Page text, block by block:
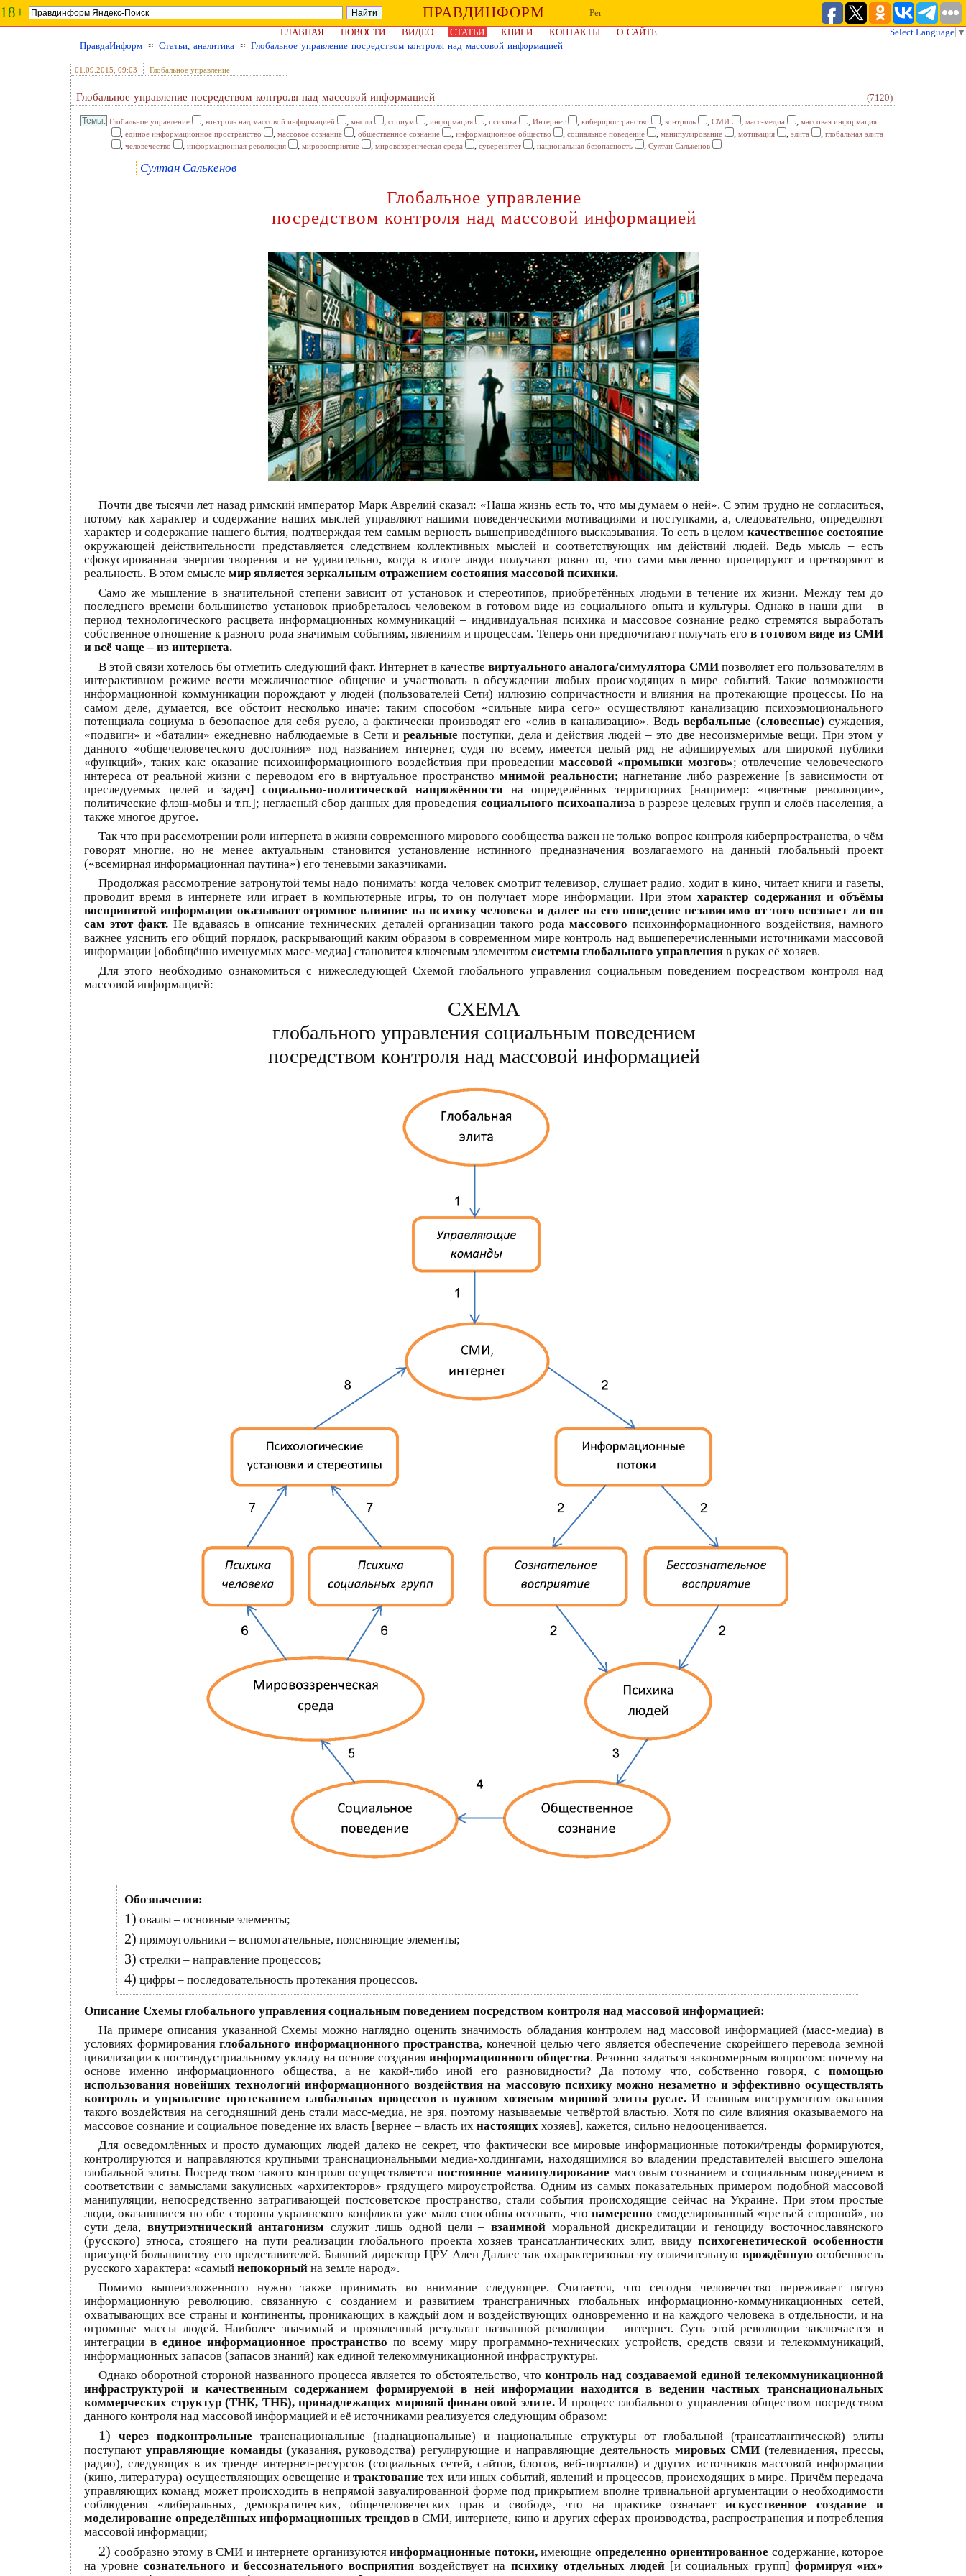
18+ ПРАВДИНФОРМ
Рег
ГЛАВНАЯ
НОВОСТИ ВИДЕО СТАТЬИ КНИГИ КОНТАКТЫ О САЙТЕ Select Language ▼
ПравдаИнформ ≈ Статьи, аналитика ≈ Глобальное управление посредством контроля над массовой информацией
01.09.2015 , 09:03 Глобальное управление
Глобальное управление посредством контроля над массовой информацией (7120)
Глобальное управление , контроль над массовой информацией , мысли , социум , информация , психика , Интернет , киберпространство , контроль , СМИ , масс-медиа , массовая информация
, единое информационное пространство , массовое сознание , общественное сознание , информационное общество , социальное поведение , манипулирование , мотивация , элита , глобальная элита
, человечество , информационная революция , мировосприятие , мировоззренческая среда , суверенитет , национальная безопасность , Султан Салькенов
Султан Салькенов
Глобальное управление
посредством контроля над массовой информацией
Почти две тысячи лет назад римский император Марк Аврелий сказал: «Наша жизнь есть то, что мы думаем о ней». С этим трудно не согласиться,
потому как характер и содержание наших мыслей управляют нашими поведенческими мотивациями и поступками, а, следовательно, определяют
характер и содержание нашего бытия, подтверждая тем самым верность вышеприведённого высказывания. То есть в целом качественное состояние
окружающей действительности представляется следствием коллективных мыслей и соответствующих им действий людей. Ведь мысль – есть
сфокусированная энергия творения и не удивительно, когда в итоге люди получают ровно то, что сами мысленно проецируют и претворяют в
реальность. В этом смысле мир является зеркальным отражением состояния массовой психики.
Само же мышление в значительной степени зависит от установок и стереотипов, приобретённых людьми в течение их жизни. Между тем до
последнего времени большинство установок приобреталось человеком в готовом виде из социального опыта и культуры. Однако в наши дни – в
период технологического расцвета информационных коммуникаций – индивидуальная психика и массовое сознание редко стремятся выработать
собственное отношение к разного рода значимым событиям, явлениям и процессам. Теперь они предпочитают получать егов готовом виде из СМИ
и всё чаще – из интернета.
В этой связи хотелось бы отметить следующий факт. Интернет в качествевиртуального аналога/симулятора СМИпозволяет его пользователям в
интерактивном режиме вести межличностное общение и участвовать в обсуждении любых происходящих в мире событий. Такие возможности
информационной коммуникации порождают у людей (пользователей Сети) иллюзию сопричастности и влияния на протекающие процессы. Но на
самом деле, думается, все обстоит несколько иначе: таким способом «сильные мира сего» осуществляют канализацию психоэмоционального
потенциала социума в безопасное для себя русло, а фактически производят его «слив в канализацию». Ведьвербальные (словесные) суждения,
«подвиги» и «баталии» ежедневно наблюдаемые в Сети и реальные поступки, дела и действия людей – это две несоизмеримые вещи. При этом у
данного «общечеловеческого достояния» под названием интернет, судя по всему, имеется целый ряд не афишируемых для широкой публики
«функций», таких как: оказание психоинформационного воздействия при проведении массовой «промывки мозгов»; отвлечение человеческого
интереса от реальной жизни с переводом его в виртуальное пространство мнимой реальности; нагнетание либо разрежение [в зависимости от
преследуемых целей и задач] социально-политической напряжённости на определённых территориях [например: «цветные революции»,
политические флэш-мобы и т.п.]; негласный сбор данных для проведения социального психоанализа в разрезе целевых групп и слоёв населения, а
также многое другое.
Так что при рассмотрении роли интернета в жизни современного мирового сообщества важен не только вопрос контроля киберпространства, о чём
говорят многие, но не менее актуальным становится установление истинного предназначения возлагаемого на данный глобальный проект
(«всемирная информационная паутина») его теневыми заказчиками.
Продолжая рассмотрение затронутой темы надо понимать: когда человек смотрит телевизор, слушает радио, ходит в кино, читает книги и газеты,
проводит время в интернете или играет в компьютерные игры, то он получает море информации. При этом характер содержания и объёмы
воспринятой информации оказывают огромное влияние на психику человека и далее на его поведение независимо от того осознает ли он
сам этот факт. Не вдаваясь в описание технических деталей организации такого рода массового психоинформационного воздействия, намного
важнее уяснить его общий порядок, раскрывающий каким образом в современном мире контроль над вышеперечисленными источниками массовой
информации [обобщённо именуемых масс-медиа] становится ключевым элементом системы глобального управления в руках её хозяев.
Для этого необходимо ознакомиться с нижеследующей Схемой глобального управления социальным поведением посредством контроля над
массовой информацией:
СХЕМА
глобального управления социальным поведением
посредством контроля над массовой информацией
Обозначения:
1) овалы – основные элементы;
2) прямоугольники – вспомогательные, поясняющие элементы;
3) стрелки – направление процессов;
4) цифры – последовательность протекания процессов.
Описание Схемы глобального управления социальным поведением посредством контроля над массовой информацией:
На примере описания указанной Схемы можно наглядно оценить значимость обладания контролем над массовой информацией (масс-медиа) в
условиях формированияглобального информационного пространства, конечной целью чего является обеспечение скорейшего перевода земной
цивилизации к постиндустриальному укладу на основе создания информационного общества. Резонно задаться закономерным вопросом: почему на
основе именно информационного общества, а не какой-либо иной его разновидности? Да потому что, собственно говоря,с помощью
использования новейших технологий информационного воздействия на массовую психику можно незаметно и эффективно осуществлять
контроль и управление протеканием глобальных процессов в нужном хозяевам мировой элиты русле. И главным инструментом оказания
такого воздействия на сегодняшний день стали масс-медиа, не зря, поэтому называемые четвёртой властью. Хотя по силе влияния оказываемого на
массовое сознание и социальное поведение их власть [вернее – власть их настоящих хозяев], кажется, сильно недооценивается.
Для осведомлённых и просто думающих людей далеко не секрет, что фактически все мировые информационные потоки/тренды формируются,
контролируются и направляются крупными транснациональными медиа-холдингами, находящимися во владении представителей высшего эшелона
глобальной элиты. Посредством такого контроля осуществляетсяпостоянное манипулирование массовым сознанием и социальным поведением в
соответствии с замыслами закулисных «архитекторов» грядущего мироустройства. Одним из самых показательных примером подобной массовой
манипуляции, непосредственно затрагивающей постсоветское пространство, стали события происходящие сейчас на Украине. При этом простые
люди, оказавшиеся по обе стороны украинского конфликта уже мало способны осознать, чтонамеренно смоделированный «третьей стороной», по
сути дела, внутриэтнический антагонизмслужит лишь одной цели –взаимной моральной дискредитации и геноциду восточнославянского
(русского) этноса, стоящего на пути реализации глобального проекта хозяев трансатлантических элит, ввиду психогенетической особенности
присущей большинству его представителей. Бывший директор ЦРУ Ален Даллес так охарактеризовал эту отличительную врождённуюособенность
русского характера: «самый непокорный на земле народ».
Помимо вышеизложенного нужно также принимать во внимание следующее. Считается, что сегодня человечество переживает пятую
информационную революцию, связанную с созданием и развитием трансграничных глобальных информационно-коммуникационных сетей,
охватывающих все страны и континенты, проникающих в каждый дом и воздействующих одновременно и на каждого человека в отдельности, и на
огромные массы людей. Наиболее значимый и проявленный результат названной революции – интернет. Суть этой революции заключается в
интеграциив единое информационное пространство по всему миру программно-технических устройств, средств связи и телекоммуникаций,
информационных запасов (запасов знаний) как единой телекоммуникационной инфраструктуры.
Однако оборотной стороной названного процесса является то обстоятельство, чтоконтроль над создаваемой единой телекоммуникационной
инфраструктурой и качественным содержанием формируемой в ней информации находится в ведении частных транснациональных
коммерческих структур (ТНК, ТНБ), принадлежащих мировой финансовой элите.И процесс глобального управления обществом посредством
данного контроля над массовой информацией и её источниками реализуется следующим образом:
1) через подконтрольные транснациональные (наднациональные) и национальные структуры от глобальной (трансатлантической) элиты
поступают управляющие команды(указания, руководства) регулирующие и направляющие деятельность мировых СМИ (телевидения, прессы,
радио), следующих в их тренде интернет-ресурсов (социальных сетей, сайтов, блогов, веб-порталов) и других источников массовой информации
(кино, литература) осуществляющих освещение итрактование тех или иных событий, явлений и процессов, происходящих в мире. Причём передача
управляющих команд может происходить в непрямой завуалированной форме под прикрытием вполне тривиальной аргументации о необходимости
соблюдения «либеральных, демократических, общечеловеческих прав и свобод», что на практике означаетискусственное создание и
моделирование определённых информационных трендовв СМИ, интернете, кино и других сферах производства, распространения и потребления
массовой информации;
2) сообразно этому в СМИ и интернете организуются информационные потоки,имеющие определенно ориентированное содержание, которое
на уровнесознательного и бессознательного восприятия воздействует на психику отдельных людей [и социальных групп] формируя «их»